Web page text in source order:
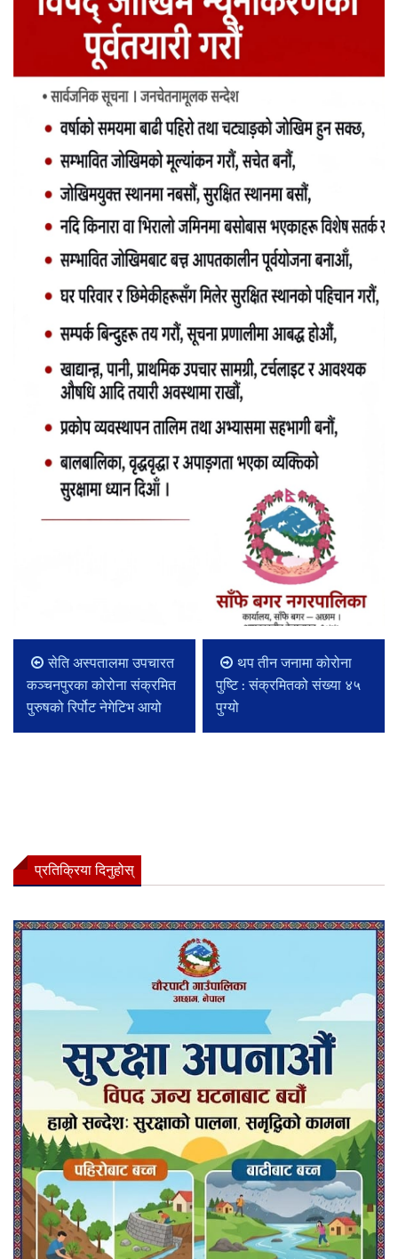
सेति अस्पतालमा उपचारत
कञ्चनपुरका कोरोना संक्रमित
पुरुषको रिर्पोट नेगेटिभ आयो
थप तीन जनामा कोरोना
पुष्टि : संक्रमितको संख्या ४५
पुग्यो
प्रतिक्रिया दिनुहोस्